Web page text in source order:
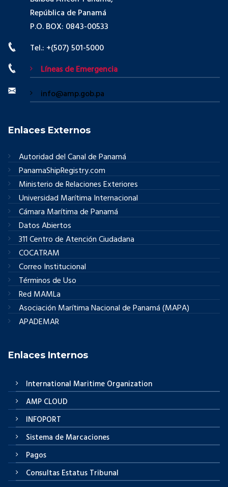
República de Panamá
P.O. BOX: 0843-00533
Tel.: +(507) 501-5000
Líneas de Emergencia
info@amp.gob.pa
Enlaces Externos
Autoridad del Canal de Panamá
PanamaShipRegistry.com
Ministerio de Relaciones Exteriores
Universidad Marítima Internacional
Cámara Marítima de Panamá
Datos Abiertos
311 Centro de Atención Ciudadana
COCATRAM
Correo Institucional
Términos de Uso
Red MAMLa
Asociación Marítima Nacional de Panamá (MAPA)
APADEMAR
Enlaces Internos
International Maritime Organization
AMP CLOUD
INFOPORT
Sistema de Marcaciones
Pagos
Consultas Estatus Tribunal